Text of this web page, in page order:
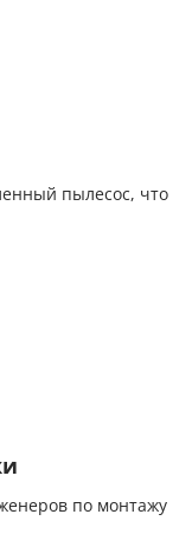
пылесос, что
по монтажу